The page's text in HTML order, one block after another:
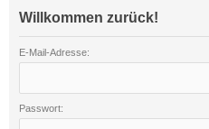
Willkommen zurück!
E-Mail-Adresse:
Passwort: